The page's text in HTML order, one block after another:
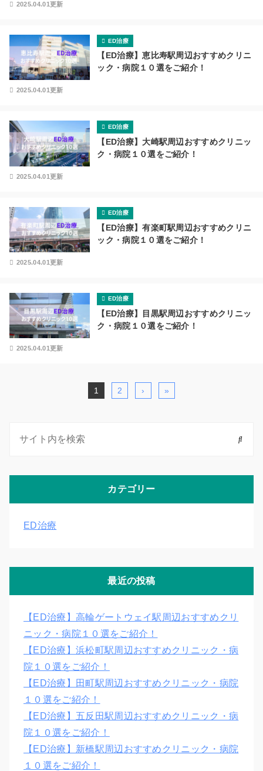
2025.04.01更新
ED治療
【ED治療】恵比寿駅周辺おすすめクリニ
ック・病院１０選をご紹介！
2025.04.01更新
ED治療
【ED治療】大崎駅周辺おすすめクリニッ
ク・病院１０選をご紹介！
2025.04.01更新
ED治療
【ED治療】有楽町駅周辺おすすめクリニ
ック・病院１０選をご紹介！
2025.04.01更新
ED治療
【ED治療】目黒駅周辺おすすめクリニッ
ク・病院１０選をご紹介！
2025.04.01更新
1 2 › »
カテゴリー
ED治療
最近の投稿
【ED治療】高輪ゲートウェイ駅周辺おすすめクリ
ニック・病院１０選をご紹介！
【ED治療】浜松町駅周辺おすすめクリニック・病
院１０選をご紹介！
【ED治療】田町駅周辺おすすめクリニック・病院
１０選をご紹介！
【ED治療】五反田駅周辺おすすめクリニック・病
院１０選をご紹介！
【ED治療】新橋駅周辺おすすめクリニック・病院
１０選をご紹介！